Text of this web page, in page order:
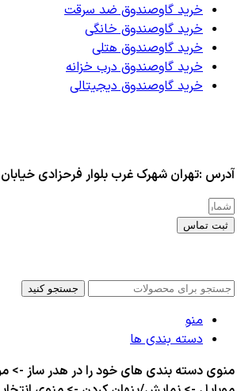
خرید گاوصندوق ضد سرقت
خرید گاوصندوق خانگی
خرید گاوصندوق هتلی
خرید گاوصندوق درب خزانه
خرید گاوصندوق دیجیتالی
آدرس :تهران شهرک غرب بلوار فرحزادی خیابان
ثبت تماس
جستجو کنید
منو
دسته بندی ها
منوی دسته بندی های خود را در هدر ساز ->